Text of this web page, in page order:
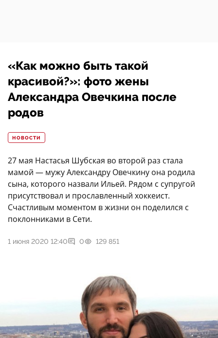
«Как можно быть такой
красивой?»: фото жены
Александра Овечкина после
родов
НОВОСТИ
27 мая Настасья Шубская во второй раз стала
мамой — мужу Александру Овечкину она родила
сына, которого назвали Ильей. Рядом с супругой
присутствовал и прославленный хоккеист.
Счастливым моментом в жизни он поделился с
поклонниками в Сети.
1 июня 2020 12:40 0 129 851